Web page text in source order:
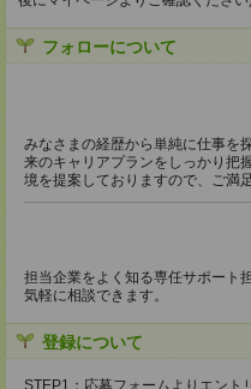
フォローについて
みなさまの経歴から単純に仕事を
来のキャリアプランをしっかり把
境を提案しておりますので、ご満
担当企業をよく知る専任サポート
気軽に相談できます。
登録について
STEP1：応募フォームよりエント